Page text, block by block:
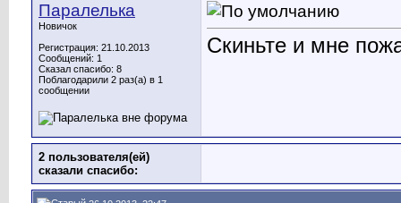
Паралелька
Новичок
Регистрация: 21.10.2013
Сообщений: 1
Сказал спасибо: 8
Поблагодарили 2 раз(а) в 1
сообщении
Скиньте и мне
2 пользователя(ей)
сказали cпасибо: